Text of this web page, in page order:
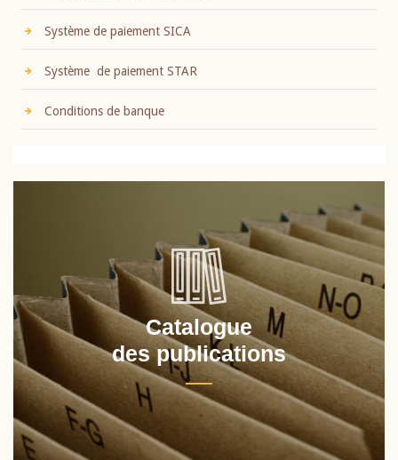
Système de paiement SICA
Système de paiement STAR
Conditions de banque
Catalogue
des publications